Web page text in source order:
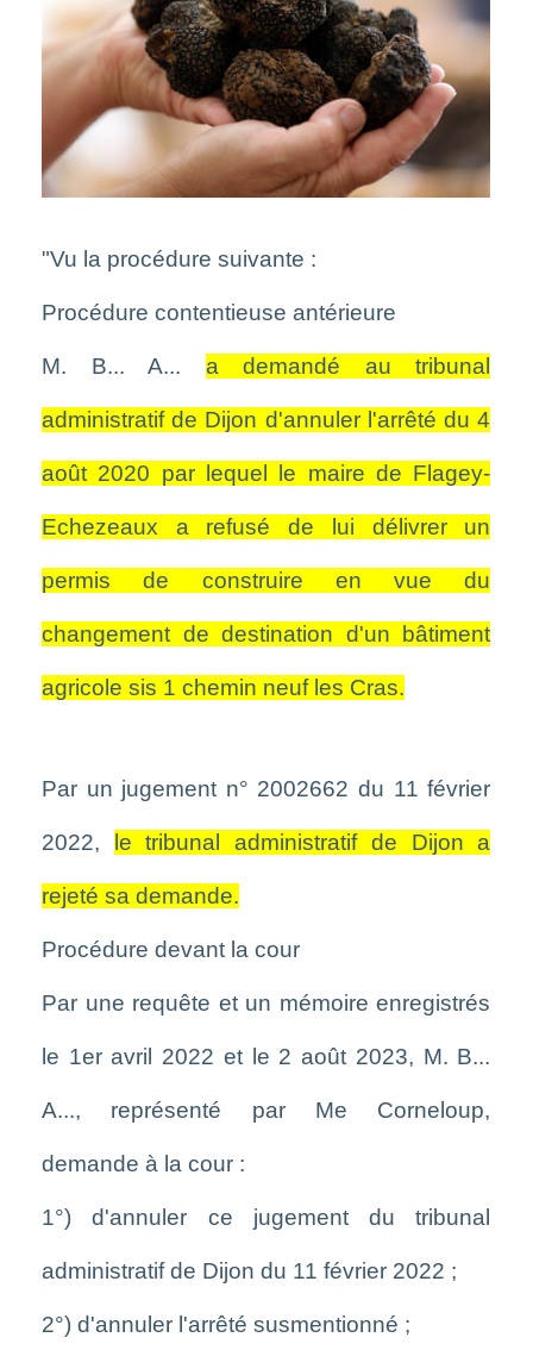
"Vu la procédure suivante :
Procédure contentieuse antérieure
M. B... A... a demandé au tribunal
administratif de Dijon d'annuler l'arrêté du 4
août 2020 par lequel le maire de Flagey-
Echezeaux a refusé de lui délivrer un
permis de construire en vue du
changement de destination d'un bâtiment
agricole sis 1 chemin neuf les Cras.
Par un jugement n° 2002662 du 11 février
2022, le tribunal administratif de Dijon a
rejeté sa demande.
Procédure devant la cour
Par une requête et un mémoire enregistrés
le 1er avril 2022 et le 2 août 2023, M. B...
A..., représenté par Me Corneloup,
demande à la cour :
1°) d'annuler ce jugement du tribunal
administratif de Dijon du 11 février 2022 ;
2°) d'annuler l'arrêté susmentionné ;